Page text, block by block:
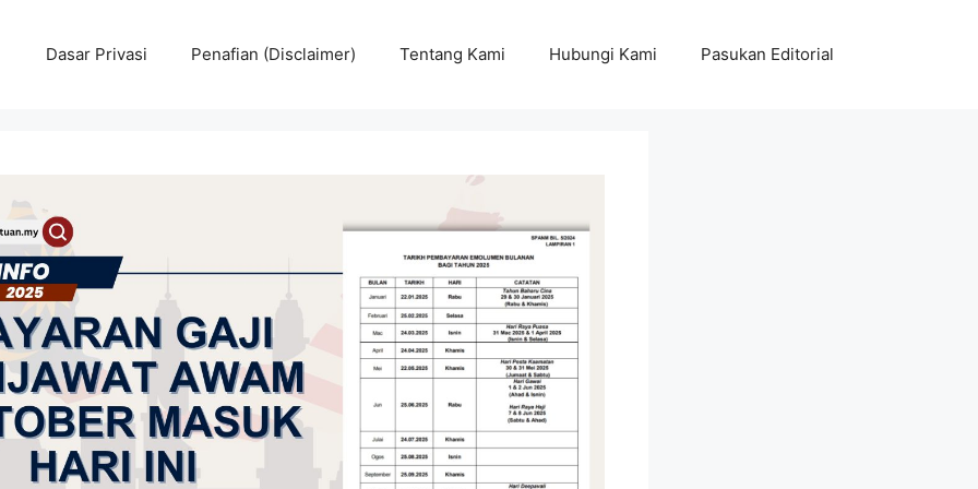
Dasar Privasi Penafian (Disclaimer) Tentang Kami Hubungi Kami Pasukan Editorial